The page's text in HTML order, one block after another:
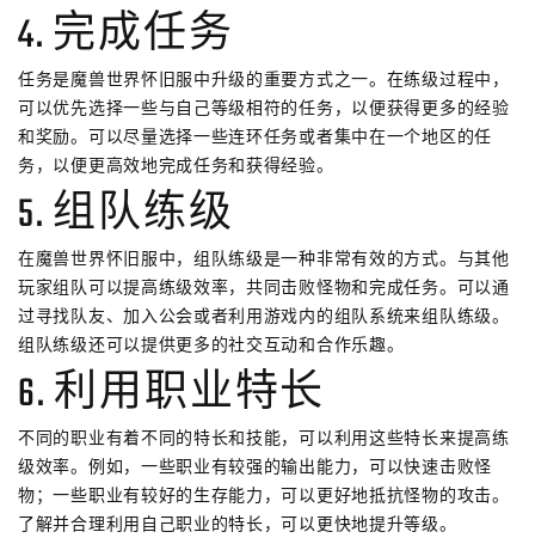
4. 完成任务
任务是魔兽世界怀旧服中升级的重要方式之一。在练级过程中，
可以优先选择一些与自己等级相符的任务，以便获得更多的经验
和奖励。可以尽量选择一些连环任务或者集中在一个地区的任
务，以便更高效地完成任务和获得经验。
5. 组队练级
在魔兽世界怀旧服中，组队练级是一种非常有效的方式。与其他
玩家组队可以提高练级效率，共同击败怪物和完成任务。可以通
过寻找队友、加入公会或者利用游戏内的组队系统来组队练级。
组队练级还可以提供更多的社交互动和合作乐趣。
6. 利用职业特长
不同的职业有着不同的特长和技能，可以利用这些特长来提高练
级效率。例如，一些职业有较强的输出能力，可以快速击败怪
物；一些职业有较好的生存能力，可以更好地抵抗怪物的攻击。
了解并合理利用自己职业的特长，可以更快地提升等级。